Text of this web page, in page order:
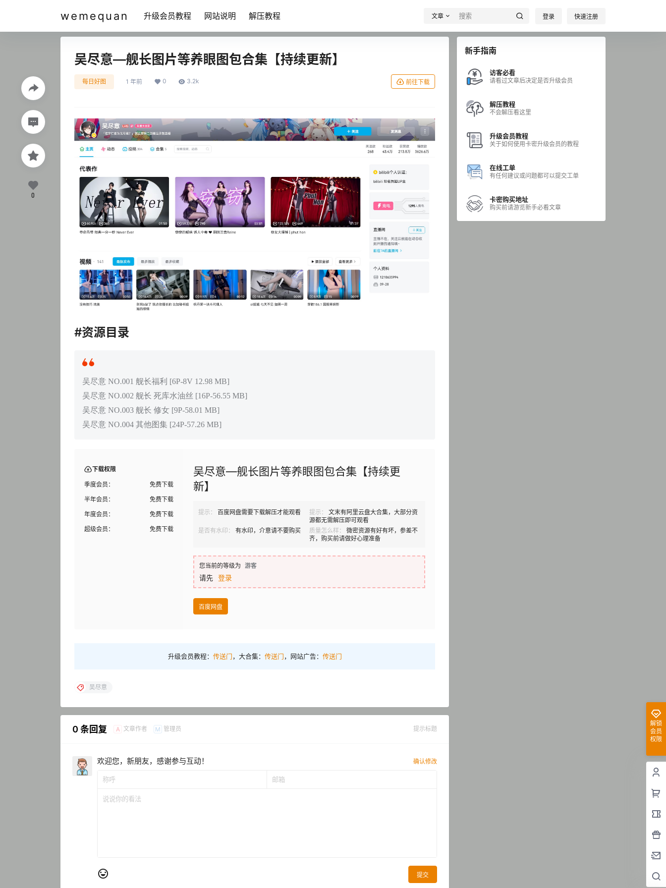
wemequan 升级会员教程 网站说明 解压教程 文章 登录 快速注册
吴尽意—舰长图片等养眼图包合集【持续更新】
每日好图 1 年前 0 3.2k 前往下载
#资源目录
吴尽意 NO.001 舰长福利 [6P-8V 12.98 MB]
吴尽意 NO.002 舰长 死库水油丝 [16P-56.55 MB]
吴尽意 NO.003 舰长 修女 [9P-58.01 MB]
吴尽意 NO.004 其他图集 [24P-57.26 MB]
下载权限
季度会员：
免费下载
半年会员：
免费下载
年度会员：
免费下载
超级会员：
免费下载
吴尽意—舰长图片等养眼图包合集【持续更
新】
提示： 百度网盘需要下载解压才能观看 提示：
文末有阿里云盘大合集，大部分资
源都无需解压即可观看
是否有水印：
有水印，介意请不要购买 质量怎么样：
微密资源有好有坏，参差不
齐，购买前请做好心理准备
您当前的等级为 游客
请先 登录
百度网盘
升级会员教程： 传送门，大合集： 传送门，网站广告： 传送门
0
吴尽意
0 条回复 A 文章作者 M 管理员 提示标题
欢迎您，新朋友，感谢参与互动！ 确认修改
提交
新手指南
访客必看
请看过文章后决定是否升级会员
解压教程
不会解压看这里
升级会员教程
关于如何使用卡密升级会员的教程
在线工单
有任何建议或问题都可以提交工单
卡密购买地址
购买前请游览新手必看文章
解锁
会员
权限